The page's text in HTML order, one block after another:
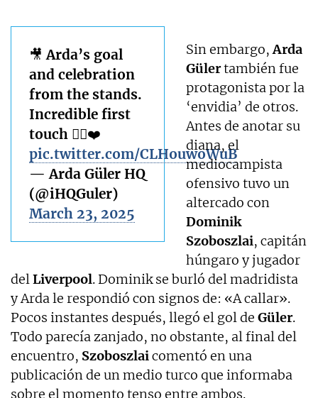
🎥 Arda’s goal
and celebration
from the stands.
Incredible first
touch 😮‍💨❤️
pic.twitter.com/CLHouwoWuB
— Arda Güler HQ
(@iHQGuler)
March 23, 2025
Sin embargo,Arda
Gülertambién fue
protagonista por la
‘envidia’ de otros.
Antes de anotar su
diana, el
mediocampista
ofensivo tuvo un
altercado con
Dominik
Szoboszlai, capitán
húngaro y jugador
delLiverpool. Dominik se burló del madridista
y Arda le respondió con signos de: «A callar».
Pocos instantes después, llegó el gol de Güler.
Todo parecía zanjado, no obstante, al final del
encuentro, Szoboszlaicomentó en una
publicación de un medio turco que informaba
sobre el momento tenso entre ambos.